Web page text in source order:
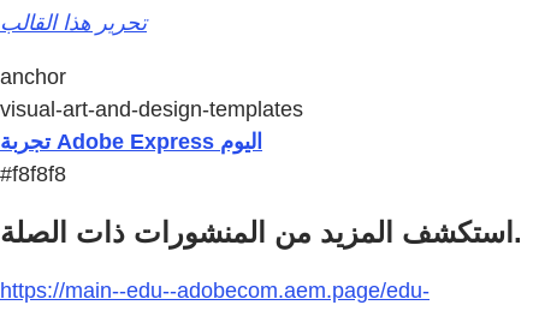
تحرير هذا القالب
anchor
visual-art-and-design-templates
تجربة Adobe Express اليوم
#f8f8f8
استكشف المزيد من المنشورات ذات الصلة.
https://main--edu--adobecom.aem.page/edu-